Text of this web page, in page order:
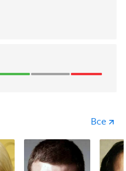
Все